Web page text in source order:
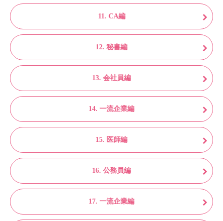
11. CA編
12. 秘書編
13. 会社員編
14. 一流企業編
15. 医師編
16. 公務員編
17. 一流企業編